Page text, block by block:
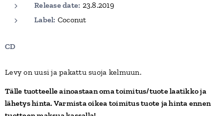
Release date: 23.8.2019
Label: Coconut
CD
Levy on uusi ja pakattu suoja kelmuun.
Tälle tuotteelle ainoastaan oma toimitus/tuote laatikko ja
lähetys hinta. Varmista oikea toimitus tuote ja hinta ennen